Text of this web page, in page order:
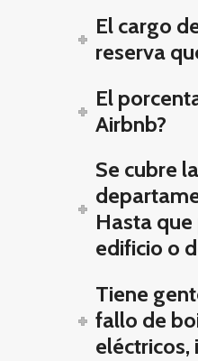
El cargo
reserva
El
Airbnb?
Se cubre
Hasta
edificio o
Tiene
fallo de
eléctricos,